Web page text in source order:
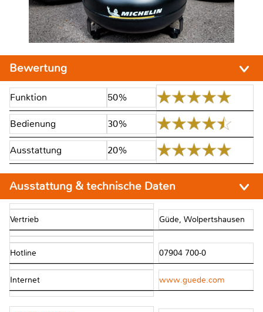
Bewertung
Funktion 50%
Bedienung 30%
Ausstattung 20%
Ausstattung & technische Daten
Vertrieb Güde, Wolpertshausen
Hotline 07904 700-0
Internet www.guede.com